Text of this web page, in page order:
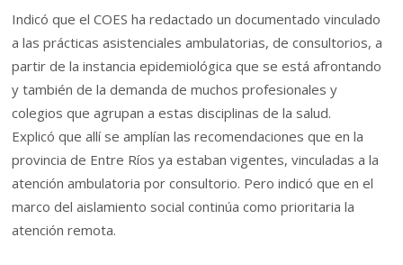
Indicó que el COES ha redactado un documentado vinculado
a las prácticas asistenciales ambulatorias, de consultorios, a
partir de la instancia epidemiológica que se está afrontando
y también de la demanda de muchos profesionales y
colegios que agrupan a estas disciplinas de la salud.
Explicó que allí se amplían las recomendaciones que en la
provincia de Entre Ríos ya estaban vigentes, vinculadas a la
atención ambulatoria por consultorio. Pero indicó que en el
marco del aislamiento social continúa como prioritaria la
atención remota.